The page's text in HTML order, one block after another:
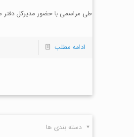
طی مراسمی با حضور مدیرکل دفتر
ادامه مطلب
دسته بندی ها